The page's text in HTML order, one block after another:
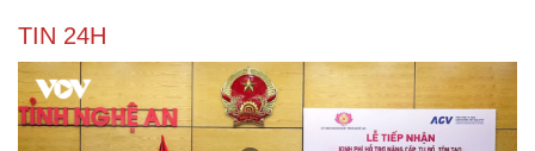
TIN 24H